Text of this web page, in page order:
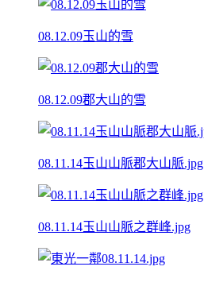
08.12.09玉山的雪
08.12.09郡大山的雪
08.11.14玉山山脈郡大山脈.jpg
08.11.14玉山山脈之群峰.jpg